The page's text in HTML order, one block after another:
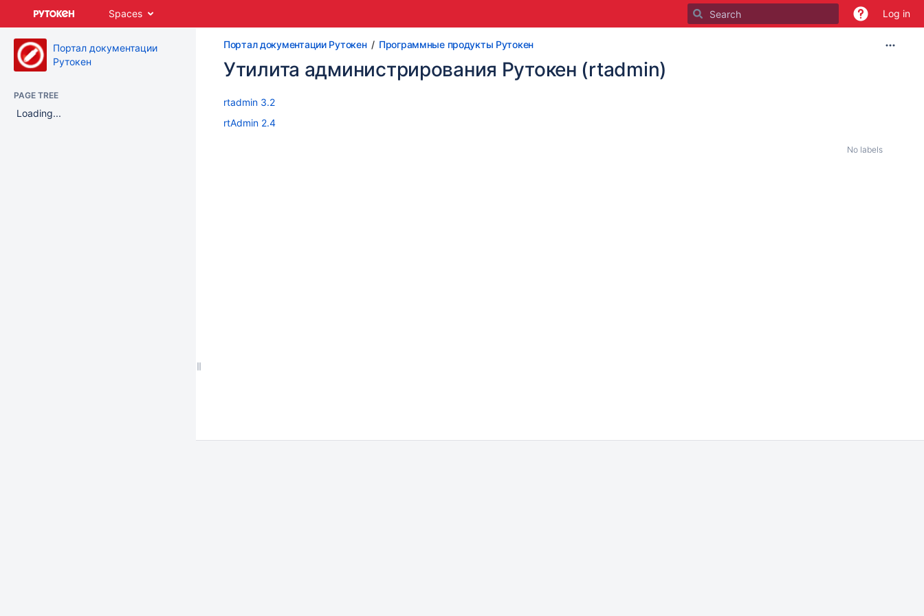
content
assistive.skiplink.to.breadcrumbs
assistive.skiplink.to.header.menu
assistive.skiplink.to.quick.search
Spaces Log in
Портал документации
Рутокен
PAGE TREE
Loading...
Портал документации Рутокен Программные продукты Рутокен
Утилита администрирования Рутокен (rtadmin)
rtadmin 3.2
rtAdmin 2.4
No labels